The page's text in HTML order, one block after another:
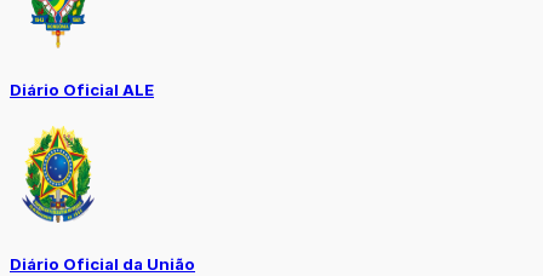
Diário Oficial ALE
Diário Oficial da União